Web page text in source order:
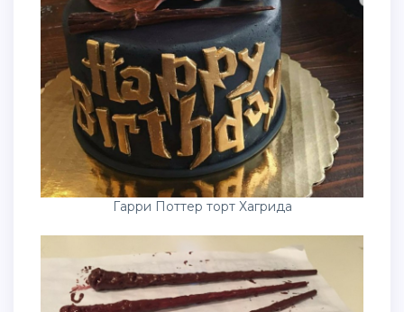
Гарри Поттер торт Хагрида